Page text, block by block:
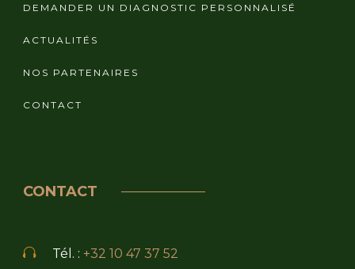
DEMANDER UN DIAGNOSTIC PERSONNALISÉ
ACTUALITÉS
NOS PARTENAIRES
CONTACT
CONTACT
Tél. : +32 10 47 37 52